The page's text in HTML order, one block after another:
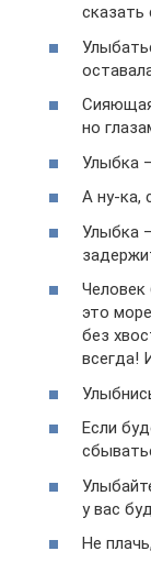
но
Улыбка
А ну-ка,
Улыбка
Человек
это
без
всегда!
Если
у вас
Не